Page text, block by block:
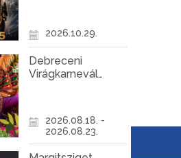
2026.10.29.
Debreceni
Virágkarnevál
2026.08.18. -
2026.08.23.
halnak